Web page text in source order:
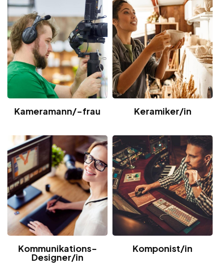
Kameramann/-frau Keramiker/in
Kommunikations-
Designer/in
Komponist/in